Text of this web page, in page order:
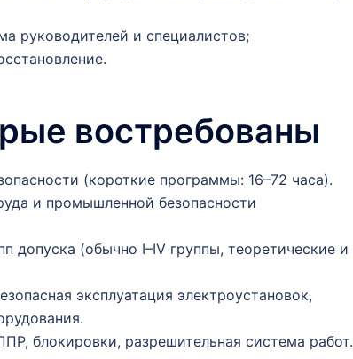
руководителей и специалистов;
востребованы
(короткие программы: 16–72 часа).
и промышленной безопасности
допуска (обычно I–IV группы, теоретические и
эксплуатация электроустановок,
блокировки, разрешительная система работ.